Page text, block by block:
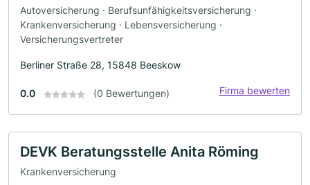
Autoversicherung · Berufsunfähigkeitsversicherung ·
Krankenversicherung · Lebensversicherung ·
Versicherungsvertreter
Berliner Straße 28, 15848 Beeskow
0.0 (0 Bewertungen) Firma bewerten
DEVK Beratungsstelle Anita Röming
Krankenversicherung